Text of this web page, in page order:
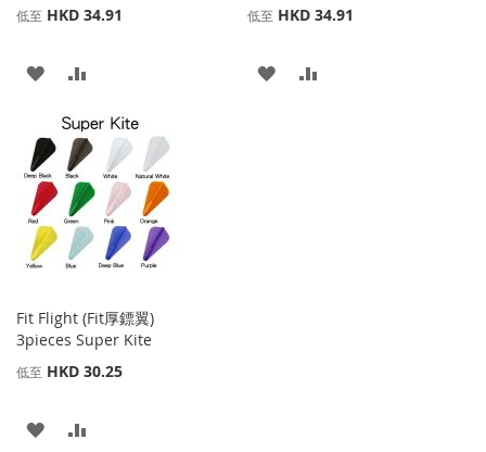
低至 HKD 34.91
添
到
收
藏
夾
並
比
較
低至 HKD 34.91
添
Fit Flight (Fit厚鏢翼)
3pieces Super Kite
低至 HKD 30.25
添